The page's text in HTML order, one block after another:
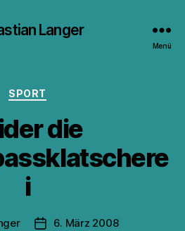
Langer
Menü
Kategorien
SPORT
die
i
Veröffentlichungsdatum
6. März 2008